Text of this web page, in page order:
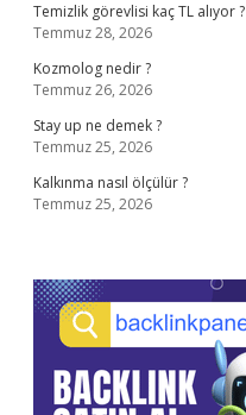
Temizlik görevlisi kaç TL alıyor ?
Temmuz 28, 2026
Kozmolog nedir ?
Temmuz 26, 2026
Stay up ne demek ?
Temmuz 25, 2026
Kalkınma nasıl ölçülür ?
Temmuz 25, 2026